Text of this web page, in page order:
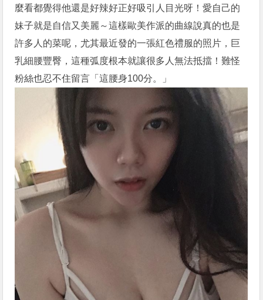
麼看都覺得他還是好辣好正好吸引人目光呀！愛自己的
妹子就是自信又美麗～這樣歐美作派的曲線說真的也是
許多人的菜呢，尤其最近發的一張紅色禮服的照片，巨
乳細腰豐臀，這種弧度根本就讓很多人無法抵擋！難怪
粉絲也忍不住留言「這腰身100分。」